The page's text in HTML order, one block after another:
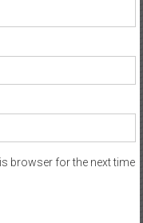
browser for the next time